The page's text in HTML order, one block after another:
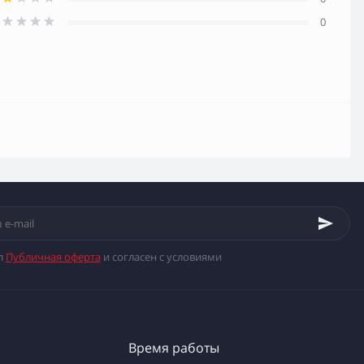
0
Публичная офертаи согласен с условиями
Время работы